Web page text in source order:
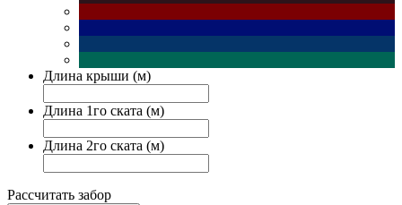
Длина крыши (м)
Длина 1го ската (м)
Длина 2го ската (м)
Рассчитать забор